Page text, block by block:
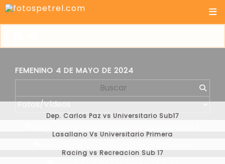
FEMENINO 4 DE MAYO DE 2024
Dep. Carlos Paz vs Universitario Sub17
Lasallano Vs Universitario Primera
Racing vs Recreacion Sub 17